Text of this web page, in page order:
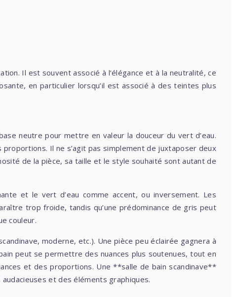
Il est souvent associé à l’élégance et à la neutralité, ce
en particulier lorsqu’il est associé à des teintes plus
neutre pour mettre en valeur la douceur du vert d’eau.
Il ne s’agit pas simplement de juxtaposer deux
de la pièce, sa taille et le style souhaité sont autant de
et le vert d’eau comme accent, ou inversement. Les
trop froide, tandis qu’une prédominance de gris peut
couleur.
moderne, etc.). Une pièce peu éclairée gagnera à
peut se permettre des nuances plus soutenues, tout en
et des proportions. Une **salle de bain scandinave**
et des éléments graphiques.